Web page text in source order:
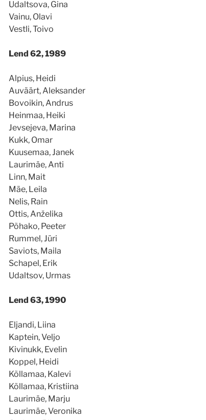
Udaltsova, Gina
Vainu, Olavi
Vestli, Toivo
Lend 62, 1989
Alpius, Heidi
Auväärt, Aleksander
Bovoikin, Andrus
Heinmaa, Heiki
Jevsejeva, Marina
Kukk, Omar
Kuusemaa, Janek
Laurimäe, Anti
Linn, Mait
Mäe, Leila
Nelis, Rain
Ottis, Anželika
Põhako, Peeter
Rummel, Jüri
Saviots, Maila
Schapel, Erik
Udaltsov, Urmas
Lend 63, 1990
Eljandi, Liina
Kaptein, Veljo
Kivinukk, Evelin
Koppel, Heidi
Kõllamaa, Kalevi
Kõllamaa, Kristiina
Laurimäe, Marju
Laurimäe, Veronika